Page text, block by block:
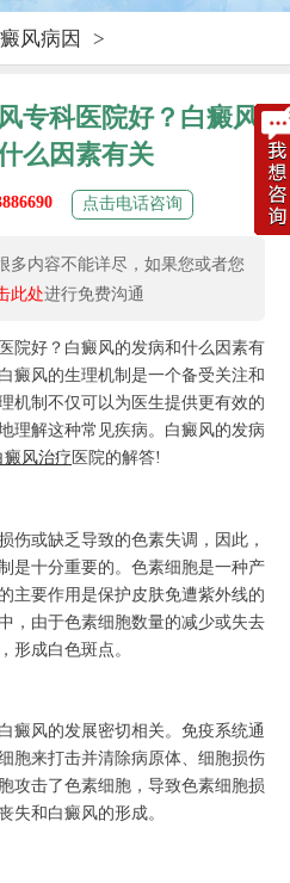
风病因 >
专科医院好？白癜风
么因素有关
点击电话咨询
多内容不能详尽，如果您或者您
此处进行免费沟通
院好？白癜风的发病和什么因素有
癜风的生理机制是一个备受关注和
机制不仅可以为医生提供更有效的
理解这种常见疾病。白癜风的发病
癜风治疗 医院的解答!
或缺乏导致的色素失调，因此，
是十分重要的。色素细胞是一种产
主要作用是保护皮肤免遭紫外线的
，由于色素细胞数量的减少或失去
形成白色斑点。
风的发展密切相关。免疫系统通
胞来打击并清除病原体、细胞损伤
攻击了色素细胞，导致色素细胞损
失和白癜风的形成。